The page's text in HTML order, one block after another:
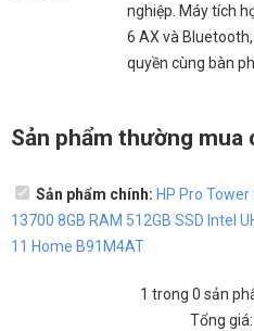
nghiệp. Máy tích
6 AX và
quyền cùng bàn
Sản phẩm thường mua
Sản phẩm chính: HP Pro
13700 8GB RAM 512GB SSD Intel
11 Home B91M4AT
1 trong 0 sản
Tổng giá: